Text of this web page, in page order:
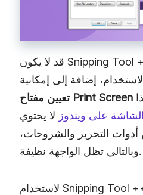
قد لا يكون Snipping Tool ++ مليئاً بالمزايا، لكنه
إضافة إلى إمكانية
على ويندوز لا يحتوي
التحرير والشروحات،
وبالتالي تظل الواجهة نظيفة.
لاستخدام Snipping Tool ++ ستحتاج أولاً إلى تثبيت